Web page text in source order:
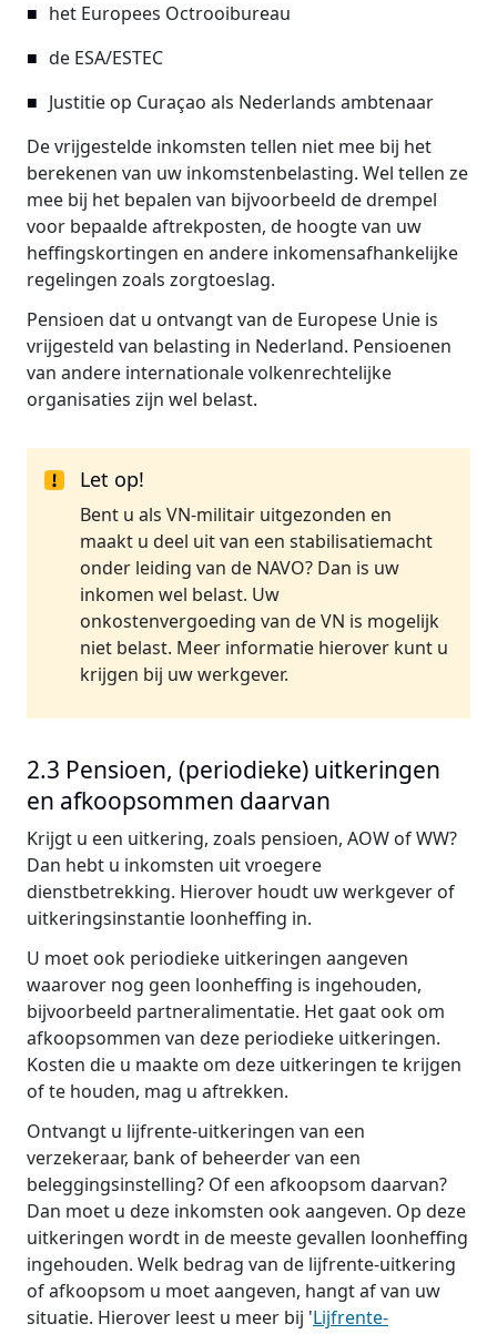
het Europees Octrooibureau
de ESA/ESTEC
Justitie op Curaçao als Nederlands ambtenaar
De vrijgestelde inkomsten tellen niet mee bij het
berekenen van uw inkomstenbelasting. Wel tellen ze
mee bij het bepalen van bijvoorbeeld de drempel
voor bepaalde aftrekposten, de hoogte van uw
heffingskortingen en andere inkomensafhankelijke
regelingen zoals zorgtoeslag.
Pensioen dat u ontvangt van de Europese Unie is
vrijgesteld van belasting in Nederland. Pensioenen
van andere internationale volkenrechtelijke
organisaties zijn wel belast.
Let op!
Bent u als VN-militair uitgezonden en
maakt u deel uit van een stabilisatiemacht
onder leiding van de NAVO? Dan is uw
inkomen wel belast. Uw
onkostenvergoeding van de VN is mogelijk
niet belast. Meer informatie hierover kunt u
krijgen bij uw werkgever.
2.3 Pensioen, (periodieke) uitkeringen
en afkoopsommen daarvan
Krijgt u een uitkering, zoals pensioen, AOW of WW?
Dan hebt u inkomsten uit vroegere
dienstbetrekking. Hierover houdt uw werkgever of
uitkeringsinstantie loonheffing in.
U moet ook periodieke uitkeringen aangeven
waarover nog geen loonheffing is ingehouden,
bijvoorbeeld partneralimentatie. Het gaat ook om
afkoopsommen van deze periodieke uitkeringen.
Kosten die u maakte om deze uitkeringen te krijgen
of te houden, mag u aftrekken.
Ontvangt u lijfrente-uitkeringen van een
verzekeraar, bank of beheerder van een
beleggingsinstelling? Of een afkoopsom daarvan?
Dan moet u deze inkomsten ook aangeven. Op deze
uitkeringen wordt in de meeste gevallen loonheffing
ingehouden. Welk bedrag van de lijfrente-uitkering
of afkoopsom u moet aangeven, hangt af van uw
situatie. Hierover leest u meer bij 'Lijfrente-